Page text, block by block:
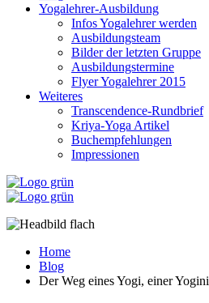
Yogalehrer-Ausbildung
Infos Yogalehrer werden
Ausbildungsteam
Bilder der letzten Gruppe
Ausbildungstermine
Flyer Yogalehrer 2015
Weiteres
Transcendence-Rundbrief
Kriya-Yoga Artikel
Buchempfehlungen
Impressionen
Home
Blog
Der Weg eines Yogi, einer Yogini